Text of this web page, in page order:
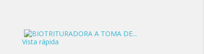
Vista rápida